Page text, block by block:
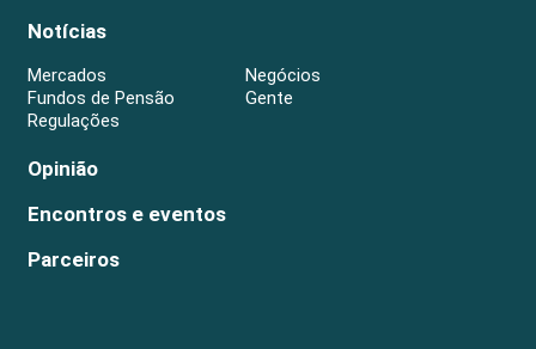
Notícias
Mercados
Negócios
Fundos de Pensão
Gente
Regulações
Opinião
Encontros e eventos
Parceiros